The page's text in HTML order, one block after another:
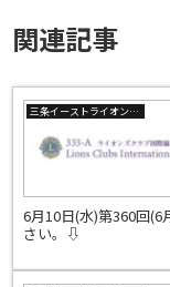
関連記事
三条イーストライオンズクラブ
6月10日(水)第360回
さい。⇩